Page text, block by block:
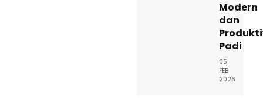
Modern
dan
Padi
05
FEB
2026